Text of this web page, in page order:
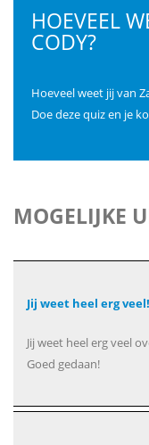
HOEVEEL
CODY?
Hoeveel weet jij van
Doe deze quiz en je
MOGELIJKE
Jij weet heel erg veel!
Jij weet heel erg veel
Goed gedaan!